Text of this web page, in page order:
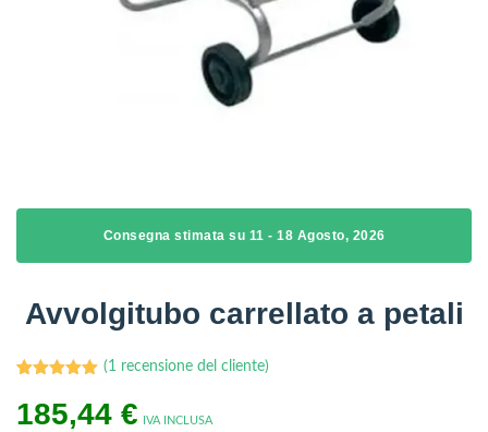
Consegna stimata su 11 - 18 Agosto, 2026
Avvolgitubo carrellato a petali
5.00 su 5
su base
(1 recensione del cliente)
185,44 € IVA INCLUSA